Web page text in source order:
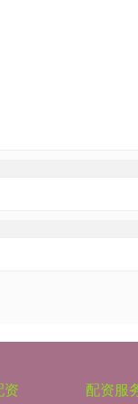
资 配资服